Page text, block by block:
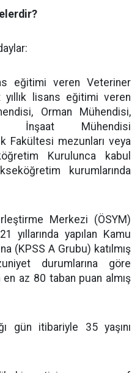
eğitimi veren Veteriner
lisans eğitimi veren
Orman Mühendisi,
İnşaat Mühendisi
Fakültesi mezunları veya
Kurulunca kabul
kurumlarında
Merkezi (ÖSYM)
yıllarında yapılan Kamu
(KPSS A Grubu) katılmış
durumlarına göre
az 80 taban puan almış
gün itibariyle 35 yaşını